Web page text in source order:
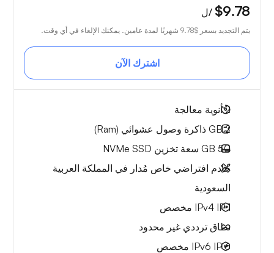
$9.78 /ل
يتم التجديد بسعر $9.78 شهريًا لمدة عامين. يمكنك الإلغاء في أي وقت.
اشترك الآن
2أنوية معالجة
2 GB
ذاكرة وصول عشوائي (Ram)
50 GB
سعة تخزين NVMe SSD
خادم افتراضي خاص مُدار في المملكة العربية
السعودية
1 IPv4 IP مخصص
نطاق ترددي غير محدود
6 IPv6 IP مخصص